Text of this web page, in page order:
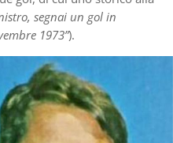
segnai un gol in
1973”).